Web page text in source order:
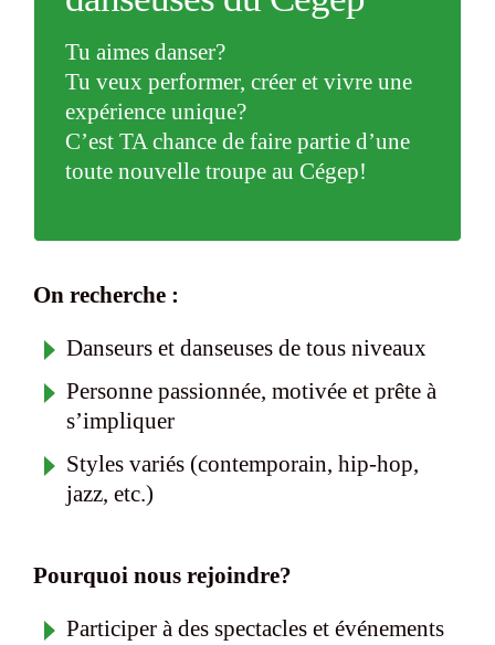
Tu aimes danser?
Tu veux performer, créer et vivre une
expérience unique?
C’est TA chance de faire partie d’une
toute nouvelle troupe au Cégep!
On recherche :
Danseurs et danseuses de tous niveaux
Personne passionnée, motivée et prête à
s’impliquer
Styles variés (contemporain, hip-hop,
jazz, etc.)
Pourquoi nous rejoindre?
Participer à des spectacles et événements